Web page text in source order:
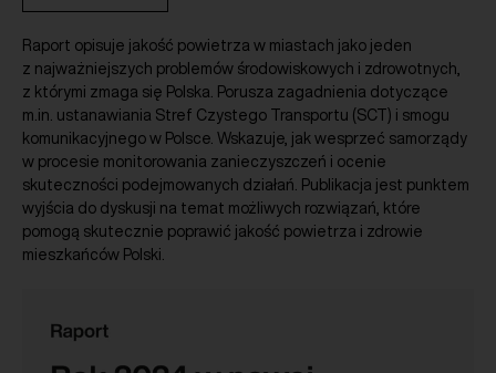
Raport opisuje jakość powietrza w miastach jako jeden
z najważniejszych problemów środowiskowych i zdrowotnych,
z którymi zmaga się Polska. Porusza zagadnienia dotyczące
m.in. ustanawiania Stref Czystego Transportu (SCT) i smogu
komunikacyjnego w Polsce. Wskazuje, jak wesprzeć samorządy
w procesie monitorowania zanieczyszczeń i ocenie
skuteczności podejmowanych działań. Publikacja jest punktem
wyjścia do dyskusji na temat możliwych rozwiązań, które
pomogą skutecznie poprawić jakość powietrza i zdrowie
mieszkańców Polski.